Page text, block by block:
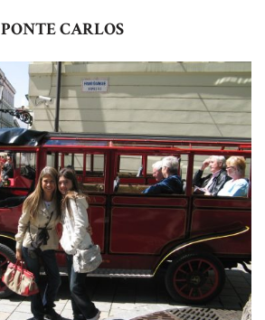
PONTE CARLOS